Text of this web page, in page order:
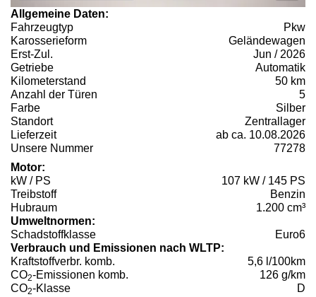
Allgemeine Daten:
Fahrzeugtyp
Pkw
Karosserieform
Geländewagen
Erst-Zul.
Jun / 2026
Getriebe
Automatik
Kilometerstand
50 km
Anzahl der Türen
5
Farbe
Silber
Standort
Zentrallager
Lieferzeit
ab ca. 10.08.2026
Unsere Nummer
77278
Motor:
kW / PS
107 kW / 145 PS
Treibstoff
Benzin
Hubraum
1.200 cm³
Umweltnormen:
Schadstoffklasse
Euro6
Verbrauch und Emissionen nach WLTP:
Kraftstoffverbr. komb.
5,6 l/100km
CO2-Emissionen komb.
126 g/km
CO2-Klasse D